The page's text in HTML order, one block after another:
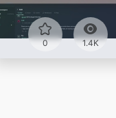
0 1.4K